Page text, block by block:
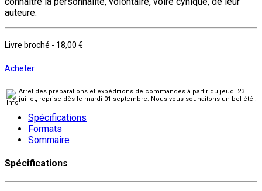
auteure.
Livre broché - 18,00 €
Acheter
Arrêt des préparations et expéditions de commandes à partir du jeudi 23
juillet, reprise dès le mardi 01 septembre. Nous vous souhaitons un bel été !
Spécifications
Formats
Sommaire
Spécifications